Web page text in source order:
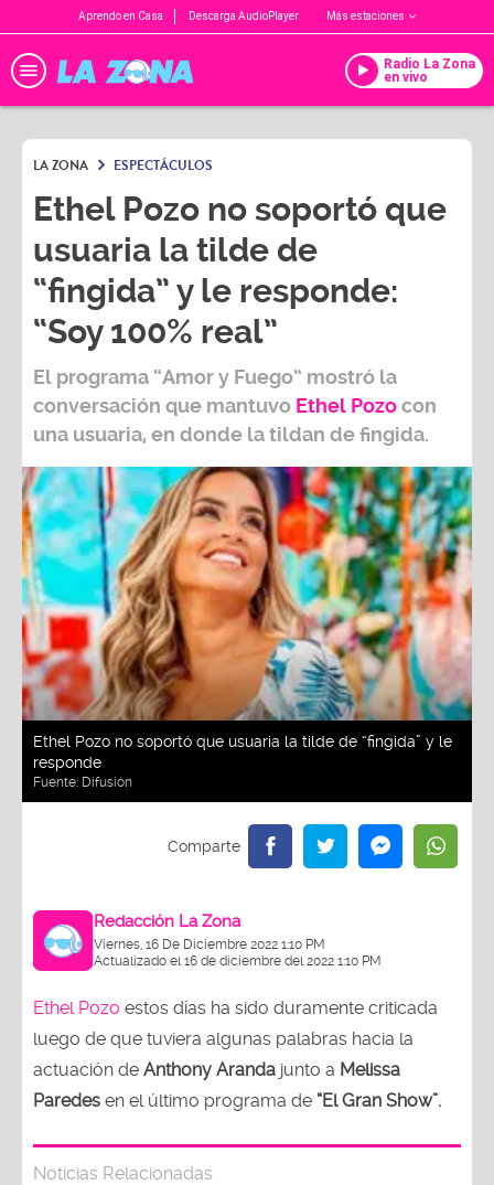
Aprendo en Casa Descarga AudioPlayer Más estaciones
Radio La Zona
en vivo
LA ZONA ESPECTÁCULOS
Ethel Pozo no soportó que
usuaria la tilde de
“fingida” y le responde:
“Soy 100% real”
El programa “Amor y Fuego” mostró la
conversación que mantuvo Ethel Pozocon
una usuaria, en donde la tildan de fingida.
Ethel Pozo no soportó que usuaria la tilde de “fingida” y le
responde
Fuente: Difusión
Redacción La Zona
Viernes, 16 De Diciembre 2022 1:10 PM
Actualizado el 16 de diciembre del 2022 1:10 PM
Ethel Pozo estos días ha sido duramente criticada
luego de que tuviera algunas palabras hacia la
actuación de Anthony Aranda junto a Melissa
Paredes en el último programa de “El Gran Show”.
Noticias Relacionadas